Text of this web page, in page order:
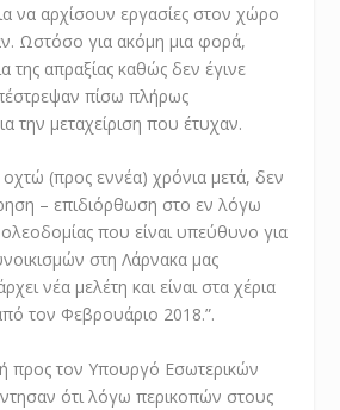
να αρχίσουν εργασίες στον χώρο
Ωστόσο για ακόμη μια φορά,
της απραξίας καθώς δεν έγινε
πίσω πλήρως
την μεταχείριση που έτυχαν.
(προς εννέα) χρόνια μετά, δεν
– επιδιόρθωση στο εν λόγω
που είναι υπεύθυνο για
στη Λάρνακα μας
νέα μελέτη και είναι στα χέρια
τον Φεβρουάριο 2018.”.
προς τον Υπουργό Εσωτερικών
ότι λόγω περικοπών στους